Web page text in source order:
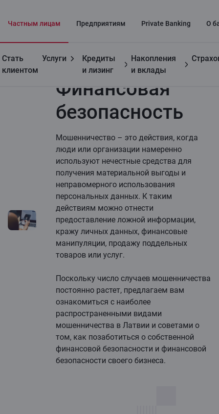
Частным лицaм Предприятиям Private Banking О
Стать
клиентом
Услуги
Кредиты
и лизинг
Накопления
и вклады
Полезно Финансовая безопасность
Финансовая
безопасность
Мошенничество – это действия, когда
люди или организации намеренно
используют нечестные средства для
получения материальной выгоды и
неправомерного использования
персональных данных. К таким
действиям можно отнести
предоставление ложной информации,
кражу личных данных, финансовые
манипуляции, продажу поддельных
товаров или услуг.
Поскольку число случаев мошенничества
постоянно растет, предлагаем вам
ознакомиться с наиболее
распространенными видами
мошенничества в Латвии и советами о
том, как позаботиться о собственной
финансовой безопасности и финансовой
безопасности своего бизнеса.